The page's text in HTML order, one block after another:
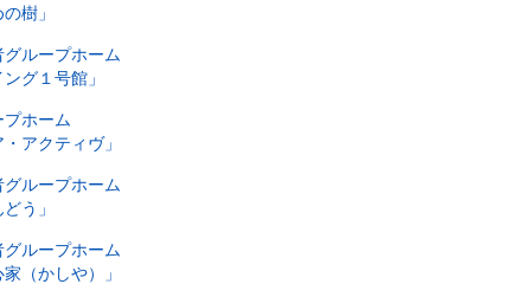
樹」
グループホーム
グ１号館」
プホーム
アクティヴ」
グループホーム
う」
グループホーム
（かしや）」